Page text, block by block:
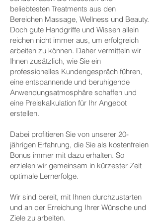
beliebtesten Treatments aus den
Bereichen Massage, Wellness und Beauty.
Doch gute Handgriffe und Wissen allein
reichen nicht immer aus, um erfolgreich
arbeiten zu können. Daher vermitteln wir
Ihnen zusätzlich, wie Sie ein
professionelles Kundengespräch führen,
eine entspannende und beruhigende
Anwendungsatmosphäre schaffen und
eine Preiskalkulation für Ihr Angebot
erstellen.
Dabei profitieren Sie von unserer 20-
jährigen Erfahrung, die Sie als kostenfreien
Bonus immer mit dazu erhalten. So
erzielen wir gemeinsam in kürzester Zeit
optimale Lernerfolge.
Wir sind bereit, mit Ihnen durchzustarten
und an der Erreichung Ihrer Wünsche und
Ziele zu arbeiten.